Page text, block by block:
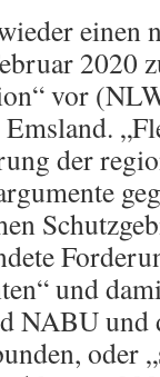
einen
2020
vor
der
und
NABU und
oder